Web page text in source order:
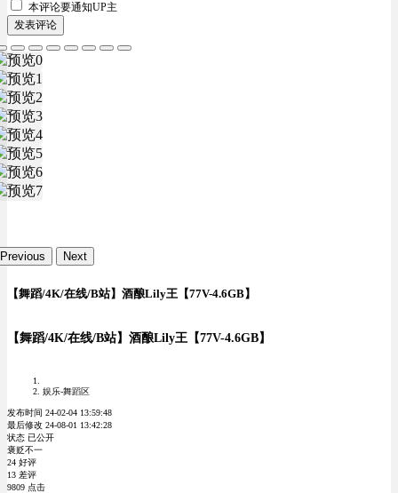
本评论要通知UP主
发表评论
Previous Next
【舞蹈/4K/在线/B站】酒酿Lily王【77V-4.6GB】
【舞蹈/4K/在线/B站】酒酿Lily王【77V-4.6GB】
娱乐-舞蹈区
发布时间 24-02-04 13:59:48
最后修改 24-08-01 13:42:28
状态 已公开
褒贬不一
24 好评
13 差评
9809 点击